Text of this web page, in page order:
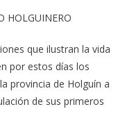
HOLGUINERO
que ilustran la vida
por estos días los
provincia de Holguín a
de sus primeros